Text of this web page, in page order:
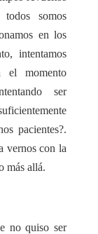
somos
en los
intentamos
el momento
ser
pacientes?.
vernos con la
más allá.
no quiso ser